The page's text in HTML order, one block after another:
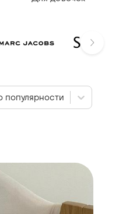
популярности